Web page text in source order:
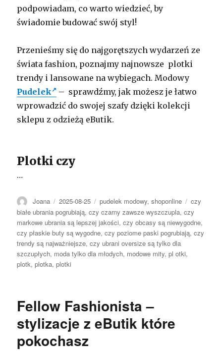
podpowiadam, co warto wiedzieć, by
świadomie budować swój styl!
Przenieśmy się do najgorętszych wydarzeń ze
świata fashion, poznajmy najnowsze plotki
trendy i lansowane na wybiegach. Modowy
Pudelek
– sprawdźmy, jak możesz je łatwo
wprowadzić do swojej szafy dzięki kolekcji
sklepu z odzieżą eButik.
Plotki czy
…
Autor
Joana Opublikowano
2025-08-25 Kategorie
pudelek modowy,shoponline Tagi
czy
białe ubrania pogrubiają,czy czarny zawsze wyszczupla,czy
markowe ubrania są lepszej jakości,czy obcasy są niewygodne,
czy płaskie buty są wygodne,czy poziome paski pogrubiają,czy
trendy są najważniejsze,czy ubrani oversize są tylko dla
szczupłych, moda tylko dla młodych, modowe mity,pl otki,
plotk,plotka,plotki
Fellow Fashionista –
stylizacje z eButik które
pokochasz